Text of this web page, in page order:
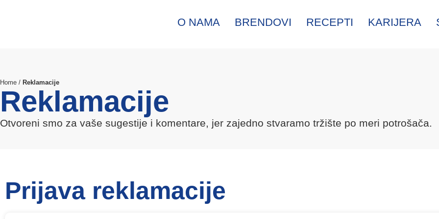
O NAMA BRENDOVI RECEPTI KARIJERA
Home / Reklamacije
Reklamacije
Otvoreni smo za vaše sugestije i komentare, jer zajedno stvaramo tržište po meri potrošača.
Prijava reklamacije